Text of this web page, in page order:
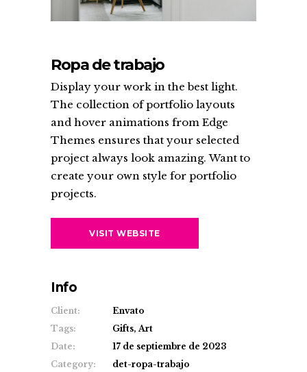
Ropa de trabajo
Display your work in the best light.
The collection of portfolio layouts
and hover animations from Edge
Themes ensures that your selected
project always look amazing. Want to
create your own style for portfolio
projects.
VISIT WEBSITE
Info
Client:
Envato
Tags:
Gifts, Art
Date:
17 de septiembre de 2023
Category:
det-ropa-trabajo